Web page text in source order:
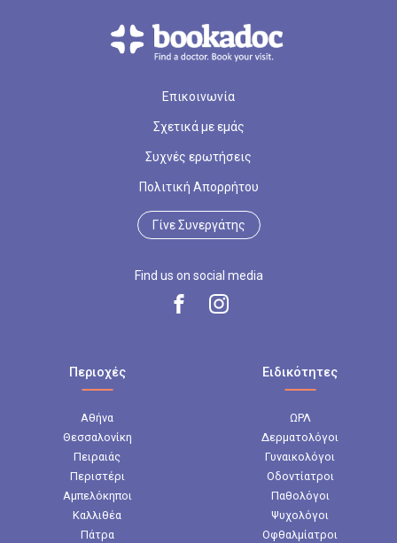
Επικοινωνία
Σχετικά με εμάς
Συχνές ερωτήσεις
Πολιτική Απορρήτου
Γίνε Συνεργάτης
Find us on social media
Περιοχές
Αθήνα
Θεσσαλονίκη
Πειραιάς
Περιστέρι
Αμπελόκηποι
Καλλιθέα
Πάτρα
Ειδικότητες
ΩΡΛ
Δερματολόγοι
Γυναικολόγοι
Οδοντίατροι
Παθολόγοι
Ψυχολόγοι
Οφθαλμίατροι